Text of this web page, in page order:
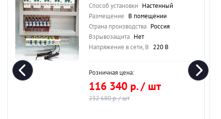
Способ установки Настенный
Размещение В помещении
Страна производства Россия
Взрывозащита Нет
Напряжение в сети, В 220 В
Розничная цена:
116 340 р. / шт
232 680 р. / шт